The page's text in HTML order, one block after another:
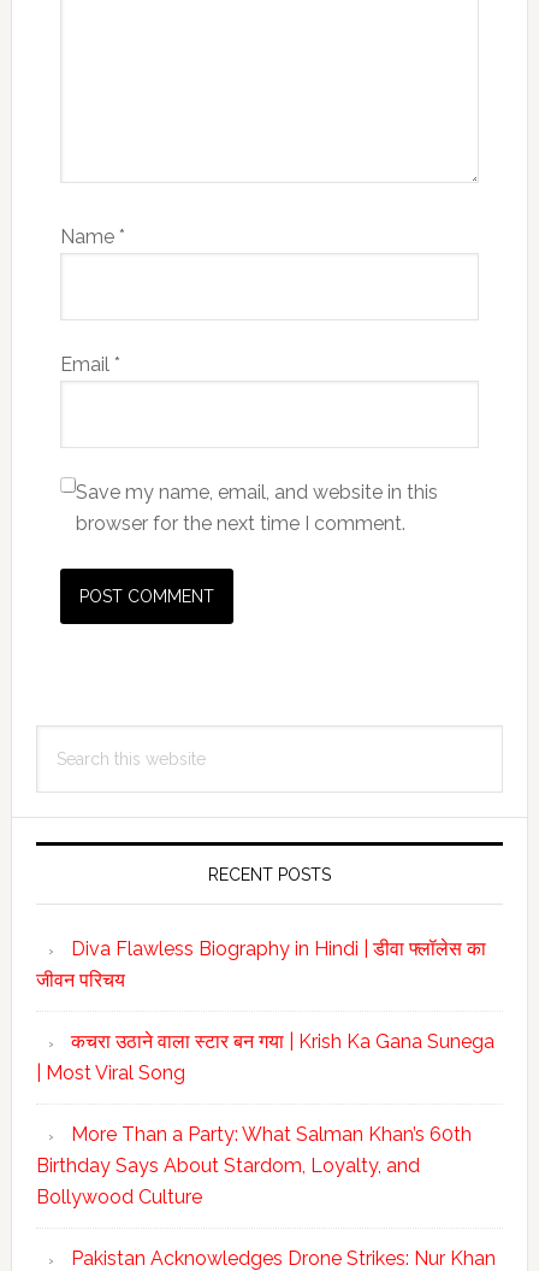
Name *
Email *
Save my name, email, and website in this
browser for the next time I comment.
Primary
Sidebar
this
RECENT POSTS
Diva Flawless Biography in Hindi | डीवा फ्लॉलेस का
जीवन परिचय
कचरा उठाने वाला स्टार बन गया | Krish Ka Gana Sunega
| Most Viral Song
More Than a Party: What Salman Khan’s 60th
Birthday Says About Stardom, Loyalty, and
Bollywood Culture
Pakistan Acknowledges Drone Strikes: Nur Khan